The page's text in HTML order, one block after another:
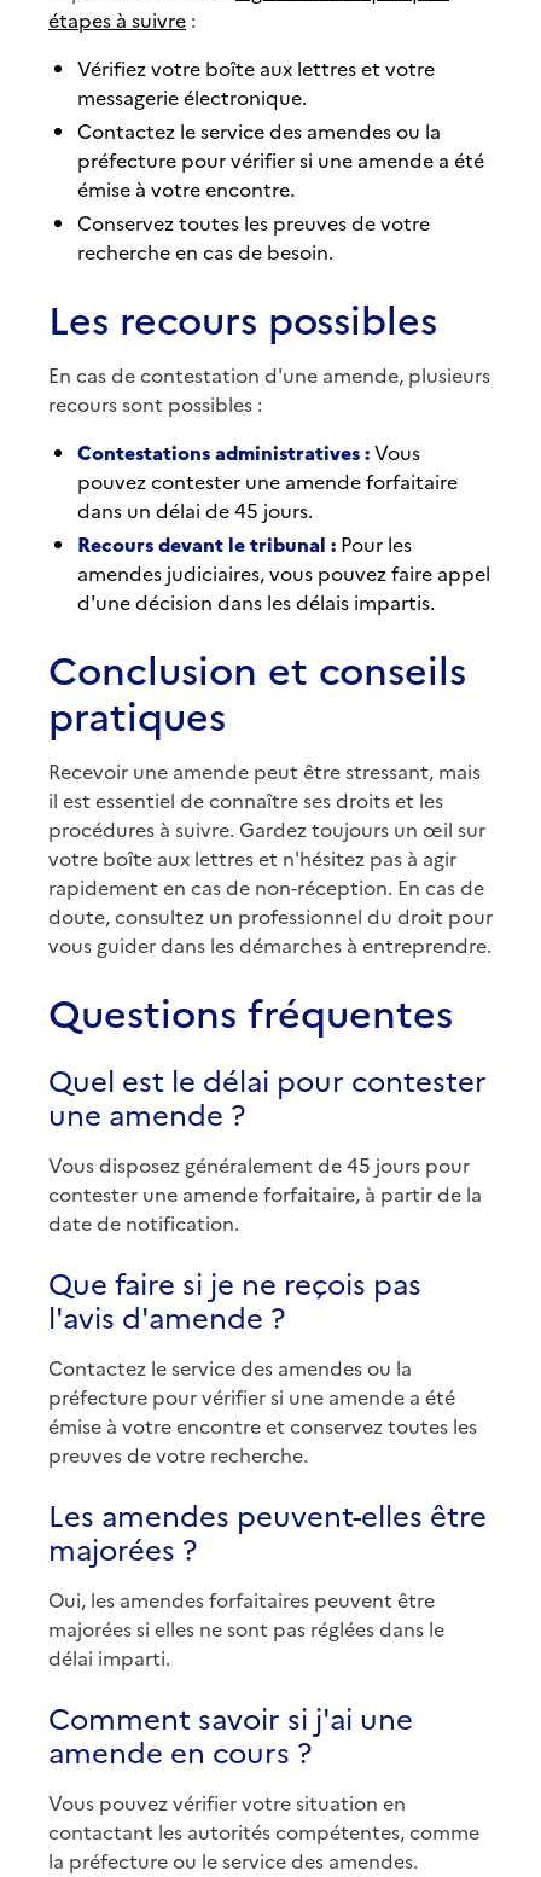
étapes à suivre :
Vérifiez votre boîte aux lettres et votre
messagerie électronique.
Contactez le service des amendes ou la
préfecture pour vérifier si une amende a été
émise à votre encontre.
Conservez toutes les preuves de votre
recherche en cas de besoin.
Les recours possibles
En cas de contestation d'une amende, plusieurs
recours sont possibles :
Contestations administratives :Vous
pouvez contester une amende forfaitaire
dans un délai de 45 jours.
Recours devant le tribunal : Pour les
amendes judiciaires, vous pouvez faire appel
d'une décision dans les délais impartis.
Conclusion et conseils
pratiques
Recevoir une amende peut être stressant, mais
il est essentiel de connaître ses droits et les
procédures à suivre. Gardez toujours un œil sur
votre boîte aux lettres et n'hésitez pas à agir
rapidement en cas de non-réception. En cas de
doute, consultez un professionnel du droit pour
vous guider dans les démarches à entreprendre.
Questions fréquentes
Quel est le délai pour contester
une amende ?
Vous disposez généralement de 45 jours pour
contester une amende forfaitaire, à partir de la
date de notification.
Que faire si je ne reçois pas
l'avis d'amende ?
Contactez le service des amendes ou la
préfecture pour vérifier si une amende a été
émise à votre encontre et conservez toutes les
preuves de votre recherche.
Les amendes peuvent-elles être
majorées ?
Oui, les amendes forfaitaires peuvent être
majorées si elles ne sont pas réglées dans le
délai imparti.
Comment savoir si j'ai une
amende en cours ?
Vous pouvez vérifier votre situation en
contactant les autorités compétentes, comme
la préfecture ou le service des amendes.